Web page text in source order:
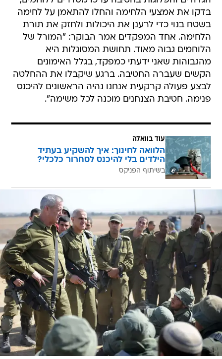
בדקו את אמצעי הלחימה והחלו להתאמן על לחימה
בשטח בנוי כדי לרענן את היכולות ולחזק את תורת
הלחימה. אחד המפקדים אמר הבוקר: "המורל של
הלוחמים גבוה מאוד. תחושת המסוגלות היא
מהגבוהות שאני ידעתי כמפקד, בגלל האימונים
הקשים שעברה החטיבה. ברגע שיקבלו את ההחלטה
לבצע פעולה קרקעית אנחנו נהיה הראשונים להיכנס
פנימה. חטיבת הצנחנים מוכנה לכל משימה".
עוד בוואלה
הלוואה לחינוך: איך להשקיע בעתיד
הילדים בלי להיכנס לסחרור כלכלי?
בשיתוף הפניקס